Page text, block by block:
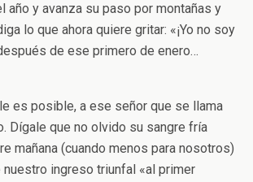
año y avanza su paso por montañas y
lo que ahora quiere gritar: «¡Yo no soy
de ese primero de enero…
es posible, a ese señor que se llama
Dígale que no olvido su sangre fría
mañana (cuando menos para nosotros)
ingreso triunfal «al primer